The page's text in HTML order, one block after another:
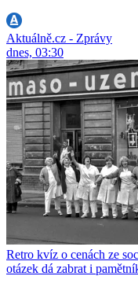
Aktuálně.cz - Zprávy
dnes, 03:30
Retro kvíz o cenách ze
otázek dá zabrat i